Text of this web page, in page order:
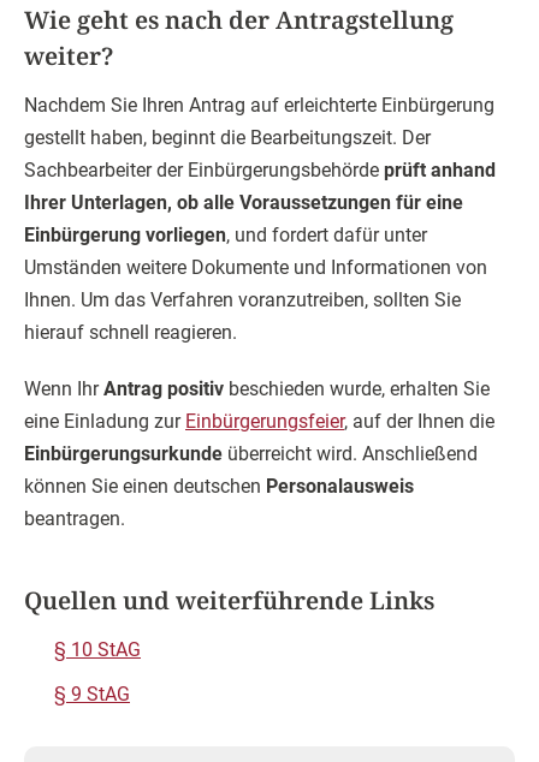
Wie geht es nach der Antragstellung
weiter?
Nachdem Sie Ihren Antrag auf erleichterte Einbürgerung
gestellt haben, beginnt die Bearbeitungszeit. Der
Sachbearbeiter der Einbürgerungsbehörde prüft anhand
Ihrer Unterlagen, ob alle Voraussetzungen für eine
Einbürgerung vorliegen, und fordert dafür unter
Umständen weitere Dokumente und Informationen von
Ihnen. Um das Verfahren voranzutreiben, sollten Sie
hierauf schnell reagieren.
Wenn IhrAntrag positiv beschieden wurde, erhalten Sie
eine Einladung zur Einbürgerungsfeier, auf der Ihnen die
Einbürgerungsurkunde überreicht wird. Anschließend
können Sie einen deutschen Personalausweis
beantragen.
Quellen und weiterführende Links
§ 10 StAG
§ 9 StAG